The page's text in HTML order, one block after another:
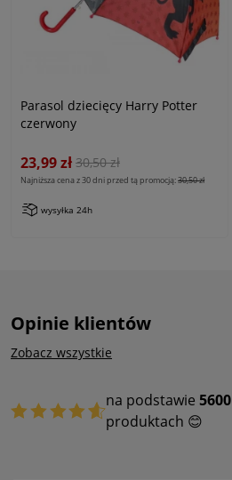
Parasol dziecięcy Harry Potter
czerwony
23,99 zł 30,50 zł
Najniższa cena z 30 dni przed tą promocją:30,50 zł
wysyłka 24h
Opinie klientów
Zobacz wszystkie
na podstawie 5600
produktach 😊